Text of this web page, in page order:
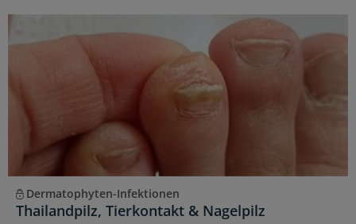
Dermatophyten-Infektionen
Thailandpilz, Tierkontakt & Nagelpilz